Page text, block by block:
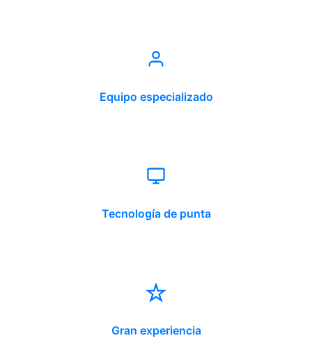
Equipo especializado
Tecnología de punta
Gran experiencia